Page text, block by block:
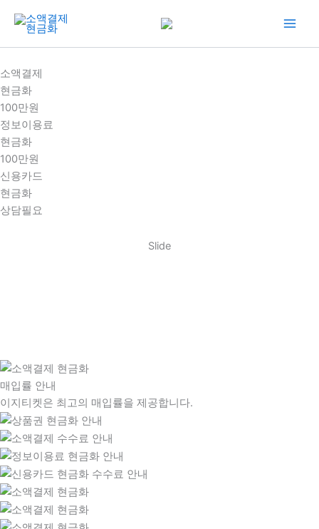
건
너
뛰
기
소액결제
현금화
100만원
정보이용료
현금화
100만원
신용카드
현금화
상담필요
Slide
매입률 안내
이지티켓은 최고의 매입률을 제공합니다.